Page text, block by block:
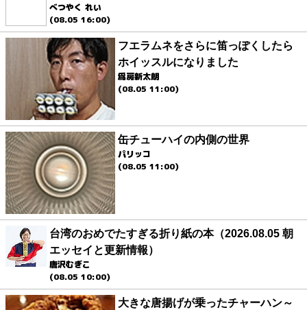
べつやく れい
(08.05 16:00)
フエラムネをさらに笛っぽくしたら
ホイッスルになりました
爲房新太朗
(08.05 11:00)
缶チューハイの内側の世界
パリッコ
(08.05 11:00)
台湾のおめでたすぎる折り紙の本（2026.08.05 朝
エッセイと更新情報）
唐沢むぎこ
(08.05 10:00)
大きな唐揚げが乗ったチャーハン～